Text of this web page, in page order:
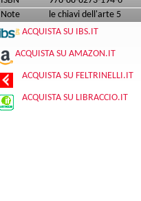
Note
le chiavi dell'arte 5
ACQUISTA SU IBS.IT
ACQUISTA SU AMAZON.IT
ACQUISTA SU FELTRINELLI.IT
ACQUISTA SU LIBRACCIO.IT